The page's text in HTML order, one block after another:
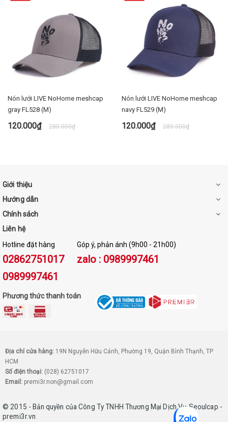
Nón lưới LIVE NoHome meshcap
gray FL528 (M)
120.000₫ 280.000₫
Nón lưới LIVE NoHome meshcap
navy FL529 (M)
120.000₫ 280.000₫
Giới thiệu
Hướng dẫn
Chính sách
Liên hệ
Hotline đặt hàng
02862751017
0989997461
Góp ý, phản ánh (9h00 - 21h00)
zalo : 0989997461
Phương thức thanh toán
Địa chỉ cửa hàng: 19N Nguyễn Hữu Cảnh, Phường 19, Quận Bình Thạnh, TP
HCM
Số điện thoại: (028) 62751017
Email: premi3r.non@gmail.com
© 2015 - Bản quyền của Công Ty TNHH Thương Mại Dịch Vụ Seoulcap -
premi3r.vn